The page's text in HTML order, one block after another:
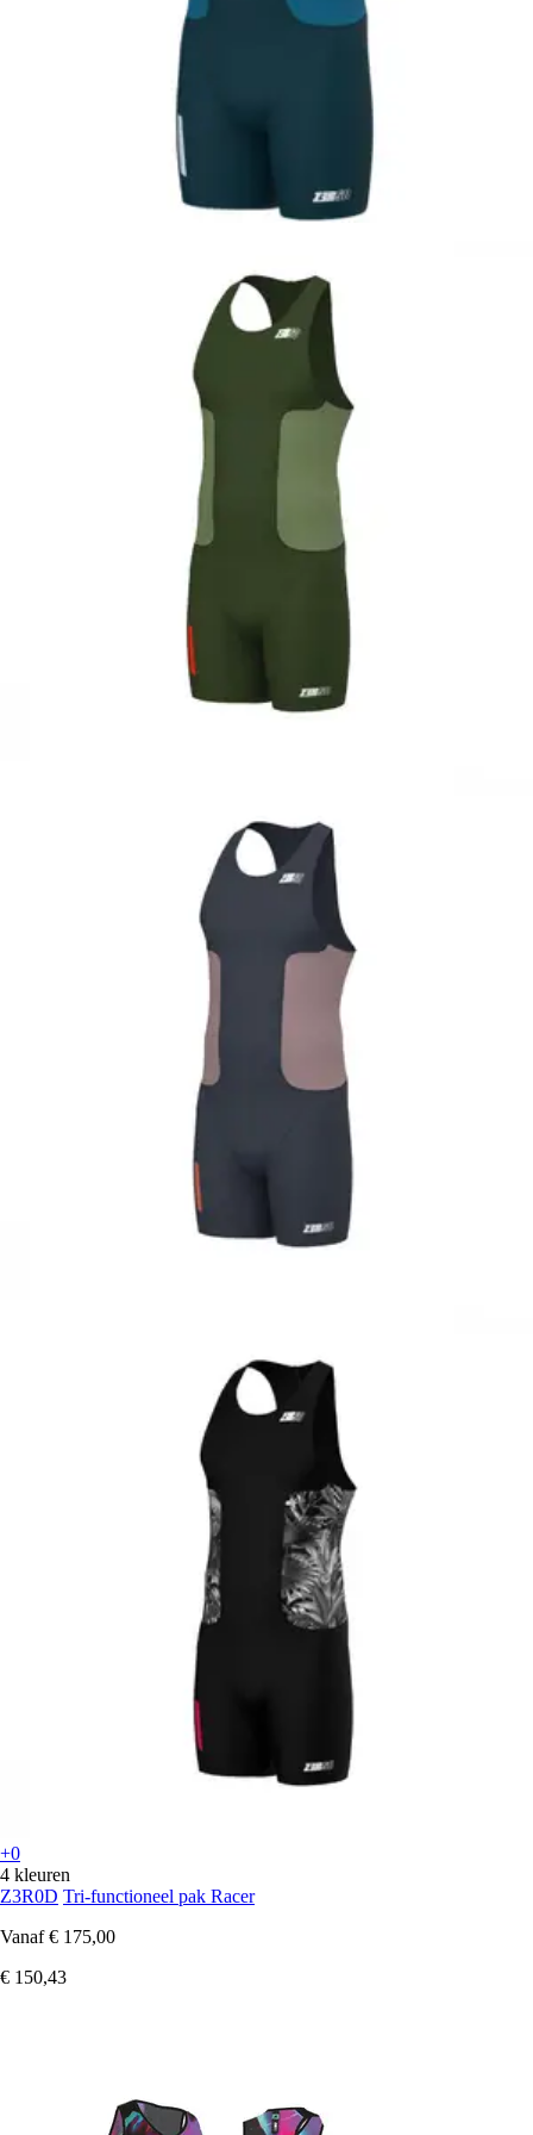
+0
4 kleuren
Z3R0D Tri-functioneel pak Racer
Vanaf € 175,00
€ 150,43